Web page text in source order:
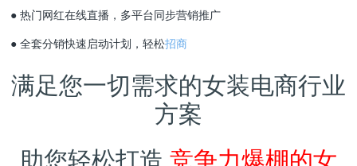
● 热门网红在线直播，多平台同步营销推广
● 全套分销快速启动计划，轻松招商
满足您一切需求的女装电商行业
方案
助您轻松打造 竞争力爆棚的女